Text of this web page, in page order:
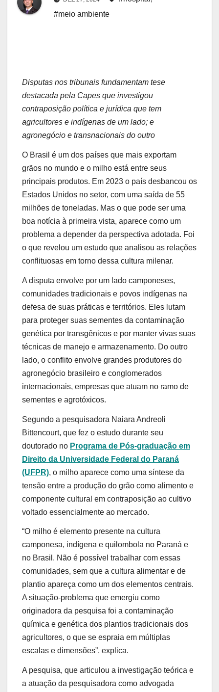
#meio ambiente
Disputas nos tribunais fundamentam tese
destacada pela Capes que investigou
contraposição política e jurídica que tem
agricultores e indígenas de um lado; e
agronegócio e transnacionais do outro
O Brasil é um dos países que mais exportam
grãos no mundo e o milho está entre seus
principais produtos. Em 2023 o país desbancou os
Estados Unidos no setor, com uma saída de 55
milhões de toneladas. Mas o que pode ser uma
boa notícia à primeira vista, aparece como um
problema a depender da perspectiva adotada. Foi
o que revelou um estudo que analisou as relações
conflituosas em torno dessa cultura milenar.
A disputa envolve por um lado camponeses,
comunidades tradicionais e povos indígenas na
defesa de suas práticas e territórios. Eles lutam
para proteger suas sementes da contaminação
genética por transgênicos e por manter vivas suas
técnicas de manejo e armazenamento. Do outro
lado, o conflito envolve grandes produtores do
agronegócio brasileiro e conglomerados
internacionais, empresas que atuam no ramo de
sementes e agrotóxicos.
Segundo a pesquisadora Naiara Andreoli
Bittencourt, que fez o estudo durante seu
doutorado no Programa de Pós-graduação em
Direito da Universidade Federal do Paraná
(UFPR), o milho aparece como uma síntese da
tensão entre a produção do grão como alimento e
componente cultural em contraposição ao cultivo
voltado essencialmente ao mercado.
“O milho é elemento presente na cultura
camponesa, indígena e quilombola no Paraná e
no Brasil. Não é possível trabalhar com essas
comunidades, sem que a cultura alimentar e de
plantio apareça como um dos elementos centrais.
A situação-problema que emergiu como
originadora da pesquisa foi a contaminação
química e genética dos plantios tradicionais dos
agricultores, o que se espraia em múltiplas
escalas e dimensões”, explica.
A pesquisa, que articulou a investigação teórica e
a atuação da pesquisadora como advogada